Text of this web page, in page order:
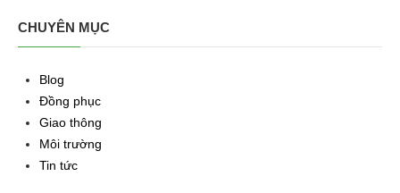
CHUYÊN MỤC
Blog
Đồng phục
Giao thông
Môi trường
Tin tức